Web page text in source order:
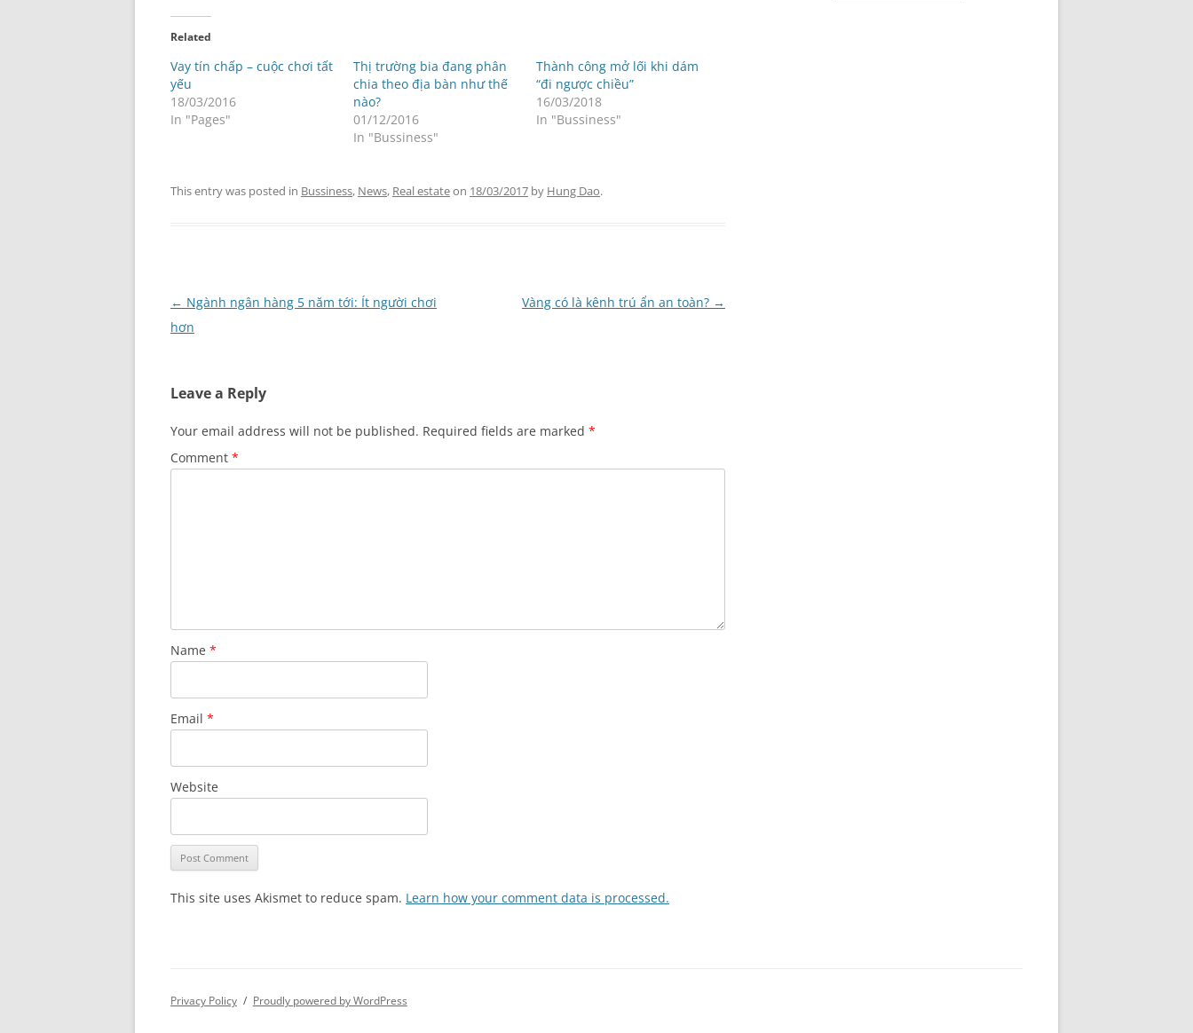
Related
Vay tín chấp – cuộc chơi tất
yếu
18/03/2016
In "Pages"
Thị trường bia đang phân
chia theo địa bàn như thế
nào?
01/12/2016
In "Bussiness"
Thành công mở lối khi dám
“đi ngược chiều”
16/03/2018
In "Bussiness"
This entry was posted in Bussiness, News, Real estateon 18/03/2017 by Hung Dao.
Post
navigation
← Ngành ngân hàng 5 năm tới: Ít người chơi
hơn
Vàng có là kênh trú ẩn an toàn? →
Leave a Reply
Your email address will not be published. Required fields are marked *
Comment *
Name *
Email *
Website
This site uses Akismet to reduce spam. Learn how your comment data is processed.
Privacy Policy Proudly powered by WordPress